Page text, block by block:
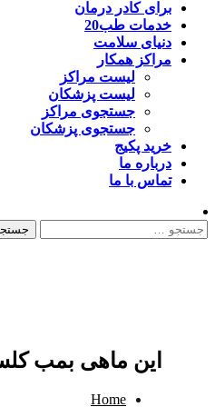
برای کادر درمان
خدمات طب20
دنیای سلامت
مراکز همکار
لیست مراکز
لیست پزشکان
جستجوی مراکز
جستجوی پزشکان
خرید پکیج
درباره ما
تماس با ما
جستجو
این ماهی بمب
Home